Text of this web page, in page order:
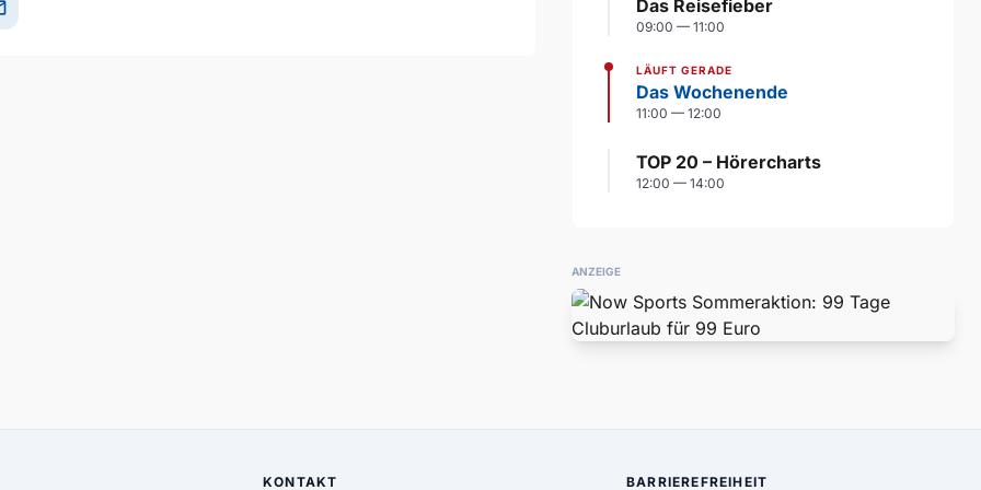
Das Reisefieber
09:00 — 11:00
LÄUFT GERADE
Das Wochenende
11:00 — 12:00
TOP 20 – Hörercharts
12:00 — 14:00
ANZEIGE
KONTAKT BARRIEREFREIHEIT